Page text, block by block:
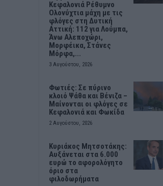
Κεφαλονιά Ρέθυμνο
Ολονύχτια μάχη με τις
φλόγες στη Δυτική
Αττική: 112 για Λούμπα,
Άνω Αλεποχώρι,
Μορφέικα, Στάνες
Μόρφα,...
3 Αυγούστου, 2026
Φωτιές: Σε πύρινο
κλοιό Ψάθα και Βένιζα –
Μαίνονται οι φλόγες σε
Κεφαλονιά και Φωκίδα
2 Αυγούστου, 2026
Κυριάκος Μητσοτάκης:
Αυξάνεται στα 6.000
ευρώ το αφορολόγητο
όριο στα
φιλοδωρήματα